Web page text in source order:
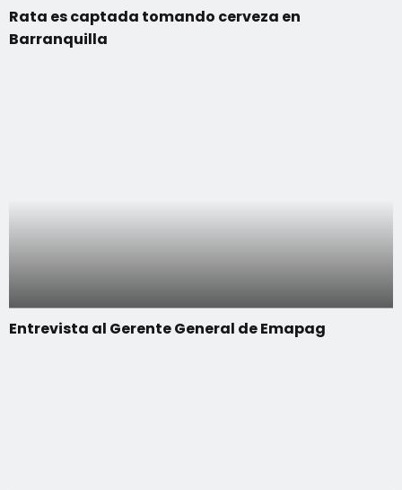
Rata es captada tomando cerveza en
Barranquilla
Entrevista al Gerente General de Emapag